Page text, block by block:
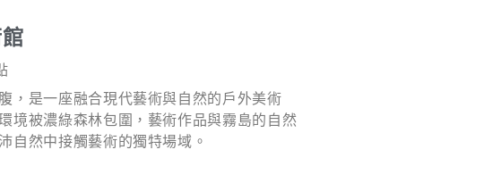
，是一座融合現代藝術與自然的戶外美術
境被濃綠森林包圍，藝術作品與霧島的自然
自然中接觸藝術的獨特場域。